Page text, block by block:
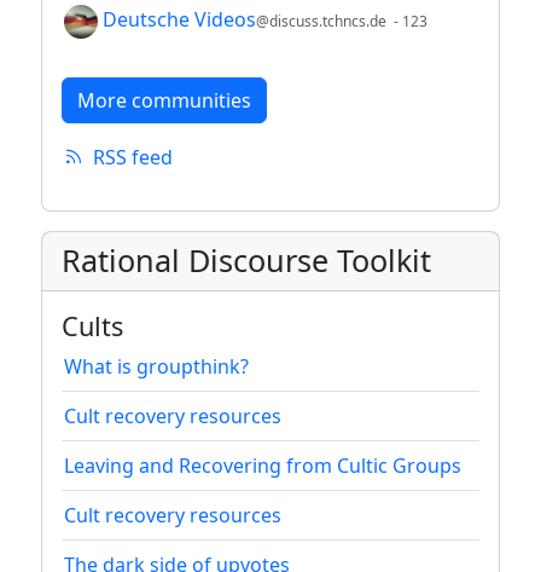
Deutsche Videos@discuss.tchncs.de - 123
More communities
RSS feed
Rational Discourse Toolkit
Cults
What is groupthink?
Cult recovery resources
Leaving and Recovering from Cultic Groups
Cult recovery resources
The dark side of upvotes